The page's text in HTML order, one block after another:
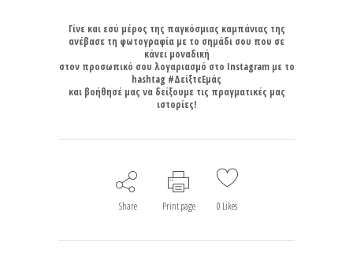
Γίνε και εσύ μέρος της παγκόσμιας καμπάνιας της
ανέβασε τη φωτογραφία με το σημάδι σου που σε
κάνει μοναδική
στον προσωπικό σου λογαριασμό στο Instagram με το
hashtag #ΔείξτεΕμάς
και βοήθησέ μας να δείξουμε τις πραγματικές μας
ιστορίες!
Share Print page 0 Likes